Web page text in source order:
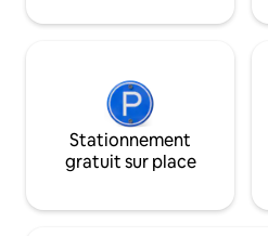
Stationnement
gratuit sur place